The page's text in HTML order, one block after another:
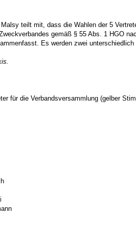
teilt mit, dass die Wahlen der 5
gemäß § 55 Abs. 1 HGO
Es werden zwei
für die Verbandsversammlung (gelber